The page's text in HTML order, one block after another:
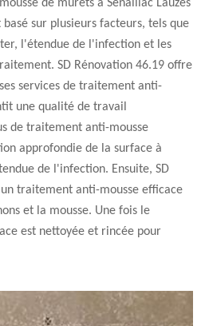
de murets à Senaillac Lauzes
basé sur plusieurs facteurs, tels que
l'étendue de l'infection et les
SD Rénovation 46.19 offre
services de traitement anti-
une qualité de travail
de traitement anti-mousse
approfondie de la surface à
de l'infection. Ensuite, SD
traitement anti-mousse efficace
et la mousse. Une fois le
est nettoyée et rincée pour